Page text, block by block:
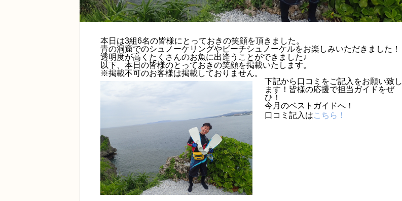
本日は3組6名の皆様にとっておきの笑顔を頂きました。
青の洞窟でのシュノーケリングやビーチシュノーケルをお楽しみいただきました！
透明度が高くたくさんのお魚に出逢うことができました♩
以下、本日の皆様のとっておきの笑顔を掲載いたします。
※掲載不可のお客様は掲載しておりません。
下記から口コミをご記入をお願い致し
ます！皆様の応援で担当ガイドをぜ
ひ！
今月のベストガイドへ！
口コミ記入はこちら！